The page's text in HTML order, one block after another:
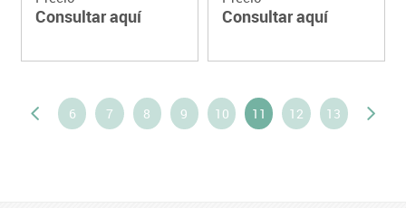
Consultar aquí Consultar aquí
6 7 8 9 10 11 12 13